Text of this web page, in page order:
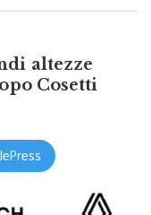
altezze
Cosetti